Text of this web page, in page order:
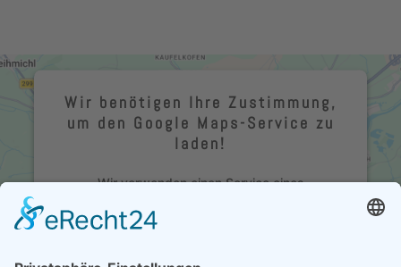
Wir benötigen Ihre Zustimmung,
um den Google Maps-Service zu
laden!
Wir verwenden einen Service eines
Dieser Service kann Daten zu Ihren Aktivitäten